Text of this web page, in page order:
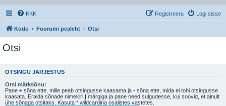
KKK Logi sisse
Registreeru
Kodu Foorumi pealeht Otsi
Otsi
OTSINGU JÄRJESTUS
Otsi märksõnu:
Pane + sõna ette, mille peab otsingusse kaasama ja - sõna ette, mida ei tohi otsingusse
kaasata. Eralda sõnade nimekiri | märgiga ja pane need sulgudesse, kui soovid, et ainult
ühe sõnaga otsitaks. Kasuta * wildcardina osalistes vastetes.